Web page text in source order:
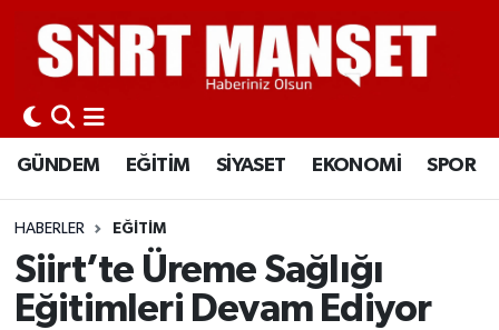
GÜNDEM EĞİTİM SİYASET EKONOMİ SPOR
HABERLER EĞİTİM
Siirt’te Üreme Sağlığı
Eğitimleri Devam Ediyor
GÜNDEM
EĞİTİM
SİYASET
EKONOMİ
SPOR
Siirt Nöbetçi Eczaneler
Siirt Hava Durumu
Siirt Namaz Vakitleri
Siirt Trafik Yoğunluk Haritası
Süper Lig Puan Durumu ve Fikstür